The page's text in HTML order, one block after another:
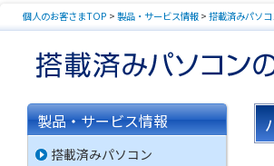
個人のお客さまTOP > 製品・サービス情報 > 搭載済みパソ
製品・サービス情報
搭載済みパソコン